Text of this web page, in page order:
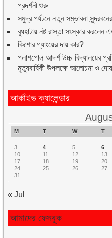
প্রদর্শনী শুরু
সমুদ্র পর্যটনে নতুন সম্ভাবনা
বুধহাটায় নষ্ট রাস্তা সংস্কার করলেন
কিশোর গ্যাংয়ের দায় কার?
পলাশপোল আদর্শ উচ্চ বিদ্যালয়ের
মৃত্যুবার্ষিকী উপলক্ষে আলোচনা ও
আর্কাইভ ক্যালেন্ডার
M T W T
3
4 5 6
10
11 12 13
17
18 19 20
24
25 26 27
31
« Jul
আমাদের ফেসবুক